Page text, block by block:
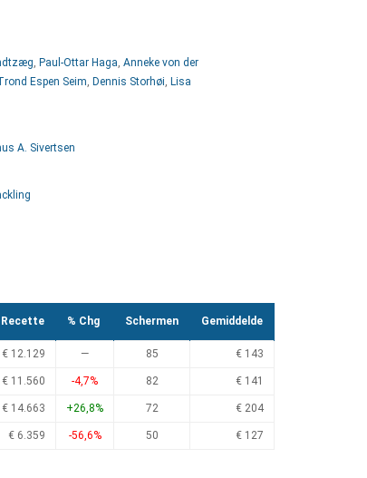
, Paul-Ottar Haga, Anneke von der
Espen Seim, Dennis Storhøi, Lisa
A. Sivertsen
Recette % Chg Schermen Gemiddelde
€ 12.129 — 85 € 143
€ 11.560 -4,7% 82 € 141
€ 14.663 +26,8% 72 € 204
€ 6.359 -56,6% 50 € 127